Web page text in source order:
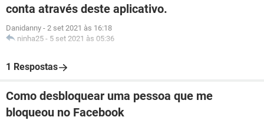
conta através deste aplicativo.
Danidanny - 2 set 2021 às 16:18
ninha25 - 5 set 2021 às 05:36
1 Respostas
Como desbloquear uma pessoa que me
bloqueou no Facebook